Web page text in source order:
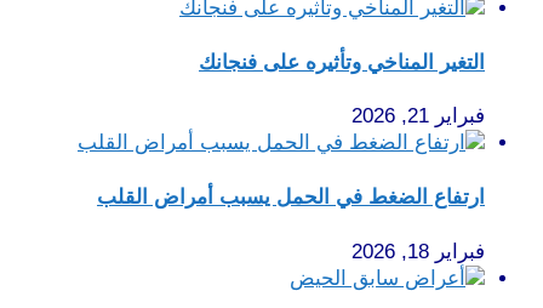
التغير المناخي وتأثيره على فنجانك
فبراير 21, 2026
ارتفاع الضغط في الحمل يسبب أمراض القلب
فبراير 18, 2026